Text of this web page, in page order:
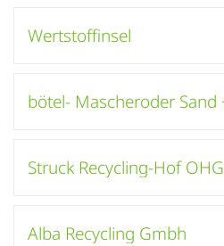
Wertstoffinsel
Struck Recycling-Hof OHG
Alba Recycling Gmbh